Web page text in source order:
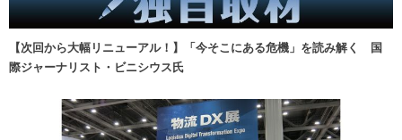
【次回から大幅リニューアル！】「今そこにある危機」を読み解く 国
際ジャーナリスト・ビニシウス氏